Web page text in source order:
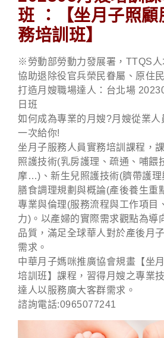
班 ：【坐月子照
務培訓班】
※勞動部勞動力發展署，TTQS
協助退除役官兵榮民眷屬、原住
打造月嫂職場達人：台北場
日班
如何成為專業的月嫂?月嫂從業人
一次給你!
坐月子服務人員實務培訓課程，
照護技術(乳房護理、疏通、哺餵
摩…)、新生兒照護技術(臍帶護理
膳食調理規劃與概論(產後養生
專業與倫理(服務流程與工作項目
力)。以產婦的實際需求觀點為導
品質，滿足全球華人對於產後月
需求。
中華月子媽咪推廣協會規畫【坐
培訓班】課程，習得月嫂之專業
達人以服務廣大客群需求。
諮詢電話:0965077241